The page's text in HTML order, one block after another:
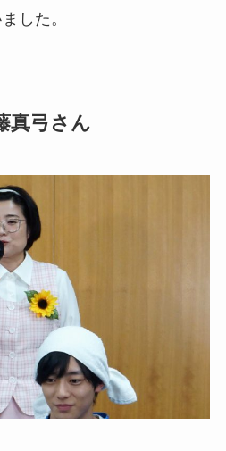
した。
真弓さん